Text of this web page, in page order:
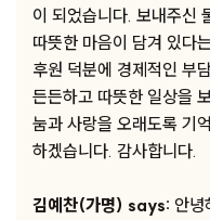
이 되었습니다. 보내주신
따뜻한 마음이 담겨 있다
후원 덕분에 경제적인 부
든든하고 따뜻한 일상을
눔과 사랑을 오래도록 기
하겠습니다. 감사합니다.
김예찬(가명) says: 안녕